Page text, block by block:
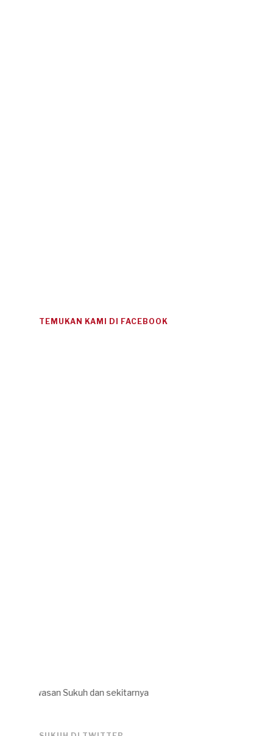
TEMUKAN KAMI DI FACEBOOK
kawasan Sukuh dan sekitarnya